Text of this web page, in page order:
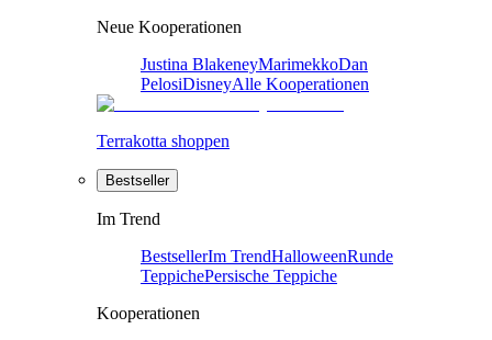
Neue Kooperationen
Justina BlakeneyMarimekkoDan
PelosiDisneyAlle Kooperationen
Terrakotta shoppen
Bestseller
Im Trend
BestsellerIm TrendHalloweenRunde
TeppichePersische Teppiche
Kooperationen